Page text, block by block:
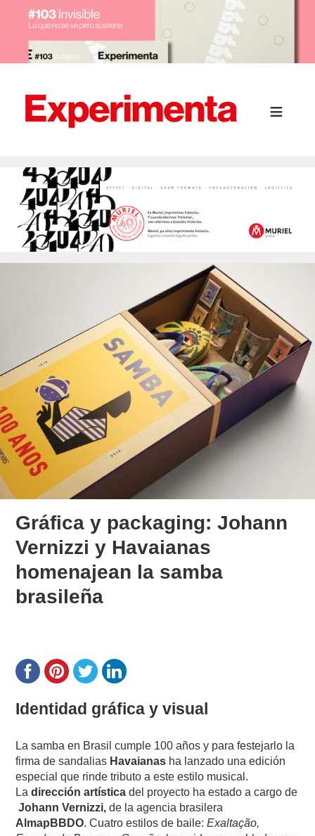
Gráfica y packaging: Johann
Vernizzi y Havaianas
homenajean la samba
brasileña
Identidad gráfica y visual
La samba en Brasil cumple 100 años y para festejarlo la
firma de sandalias Havaianas ha lanzado una edición
especial que rinde tributo a este estilo musical.
Ladirección artística del proyecto ha estado a cargo de
Johann Vernizzi, de la agencia brasilera
AlmapBBDO. Cuatro estilos de baile:Exaltação,